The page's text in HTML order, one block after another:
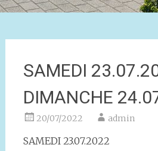
SAMEDI
DIMANCHE
20/07/2022 admin
SAMEDI 23.07.2022